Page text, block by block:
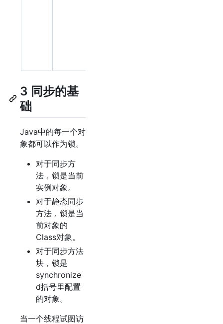
3 同步的基
础
Java中的每一个对
象都可以作为锁。
对于同步方
法，锁是当前
实例对象。
对于静态同步
方法，锁是当
前对象的
Class对象。
对于同步方法
块，锁是
synchronize
d括号里配置
的对象。
当一个线程试图访